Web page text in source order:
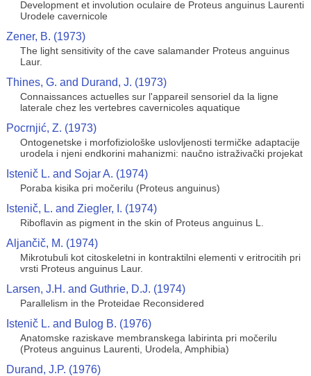
Development et involution oculaire de Proteus anguinus Laurenti
Urodele cavernicole
Zener, B. (1973)
The light sensitivity of the cave salamander Proteus anguinus
Laur.
Thines, G. and Durand, J. (1973)
Connaissances actuelles sur l'appareil sensoriel da la ligne
laterale chez les vertebres cavernicoles aquatique
Pocrnjić, Z. (1973)
Ontogenetske i morfofiziološke uslovljenosti termičke adaptacije
urodela i njeni endkorini mahanizmi: naučno istraživački projekat
Istenič L. and Sojar A. (1974)
Poraba kisika pri močerilu (Proteus anguinus)
Istenič, L. and Ziegler, I. (1974)
Riboflavin as pigment in the skin of Proteus anguinus L.
Aljančič, M. (1974)
Mikrotubuli kot citoskeletni in kontraktilni elementi v eritrocitih pri
vrsti Proteus anguinus Laur.
Larsen, J.H. and Guthrie, D.J. (1974)
Parallelism in the Proteidae Reconsidered
Istenič L. and Bulog B. (1976)
Anatomske raziskave membranskega labirinta pri močerilu
(Proteus anguinus Laurenti, Urodela, Amphibia)
Durand, J.P. (1976)